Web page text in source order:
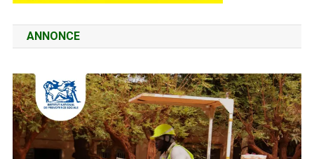
ANNONCE